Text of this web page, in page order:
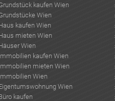
kaufen Wien
Wien
kaufen Wien
mieten Wien
Wien
kaufen Wien
mieten Wien
Wien
Wien
kaufen